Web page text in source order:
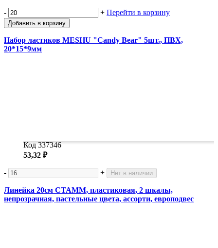
- + Перейти в корзину
Добавить в корзину
Набор ластиков MESHU "Candy Bear" 5шт., ПВХ,
20*15*9мм
Код 337346
53,32 ₽
- + Нет в наличии
Линейка 20см СТАММ, пластиковая, 2 шкалы,
непрозрачная, пастельные цвета, ассорти, европодвес